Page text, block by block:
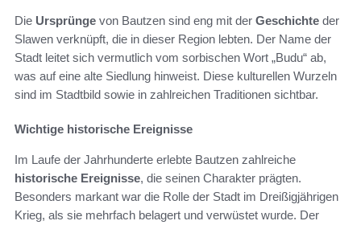
Die Ursprünge von Bautzen sind eng mit der Geschichte der
Slawen verknüpft, die in dieser Region lebten. Der Name der
Stadt leitet sich vermutlich vom sorbischen Wort „Budu“ ab,
was auf eine alte Siedlung hinweist. Diese kulturellen Wurzeln
sind im Stadtbild sowie in zahlreichen Traditionen sichtbar.
Wichtige historische Ereignisse
Im Laufe der Jahrhunderte erlebte Bautzen zahlreiche
historische Ereignisse, die seinen Charakter prägten.
Besonders markant war die Rolle der Stadt im Dreißigjährigen
Krieg, als sie mehrfach belagert und verwüstet wurde. Der